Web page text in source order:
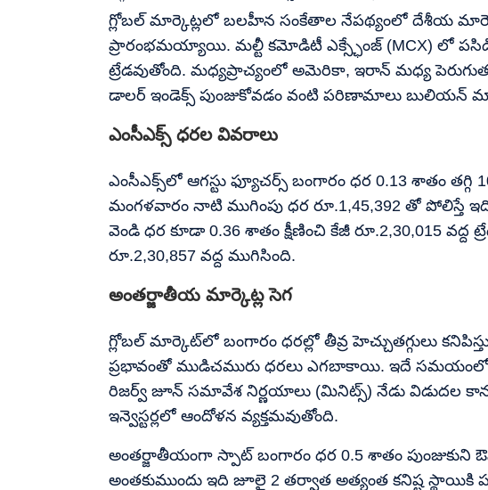
గ్లోబల్ మార్కెట్లలో బలహీన సంకేతాల నేపథ్యంలో దేశీయ
ప్రారంభమయ్యాయి. మల్టీ కమోడిటీ ఎక్స్ఛేంజ్ (MCX) లో పసిడి
ట్రేడవుతోంది. మధ్యప్రాచ్యంలో అమెరికా, ఇరాన్ మధ్య
డాలర్ ఇండెక్స్ పుంజుకోవడం వంటి పరిణామాలు బులియన్
ఎంసీఎక్స్ ధరల వివరాలు
ఎంసీఎక్స్‌లో ఆగస్టు ఫ్యూచర్స్ బంగారం ధర 0.13 శాతం తగ్గి
మంగళవారం నాటి ముగింపు ధర రూ.1,45,392 తో పోలిస్తే
వెండి ధర కూడా 0.36 శాతం క్షీణించి కేజీ రూ.2,30,015 వద్ద
రూ.2,30,857 వద్ద ముగిసింది.
అంతర్జాతీయ మార్కెట్ల సెగ
గ్లోబల్ మార్కెట్‌లో బంగారం ధరల్లో తీవ్ర హెచ్చుతగ్గులు
ప్రభావంతో ముడిచమురు ధరలు ఎగబాకాయి. ఇదే
రిజర్వ్ జూన్ సమావేశ నిర్ణయాలు (మినిట్స్) నేడు విడుదల
ఇన్వెస్టర్లలో ఆందోళన వ్యక్తమవుతోంది.
అంతర్జాతీయంగా స్పాట్ బంగారం ధర 0.5 శాతం పుంజుకుని
అంతకుముందు ఇది జూలై 2 తర్వాత అత్యంత కనిష్ట